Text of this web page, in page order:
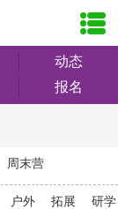
动态
报名
周末营
户外 拓展 研学